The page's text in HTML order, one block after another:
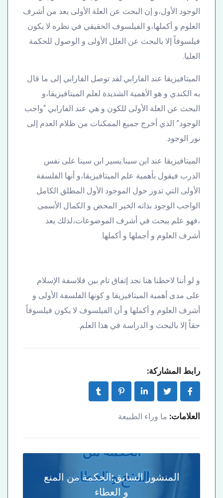
الوجود الأول،و إن البحث عن العلة الأولى يعد من أشرف
العلوم و أكملها،و الفيلسوف الحقيقي في نظره لا يكون
فيلسوفاً إلا بالبحث عن العلل الأولى و الوصول للحكمة
العليا.
الميتافيزيقا عند الفارابي:لقد توصل الفارابي إلى ما قال
به الكندي و هو الأهمية الشديدة لعلم الميتافيزيقا،و
البحث عن العلة الأولى للكون و هي عند الفارابي “واجب
الوجود” الذي أخرج جميع الممكنات من ظلام العدم إلى
نور الوجود.
الميتافيزيقا عند ابن سينا:يسير ابن سينا على نفس
الدرب فيقول بأهمية علم الميتافيزيقا،و أنها الفلسفة
الأولى التي تدور حول الموجود الأول المطلق الكامل
الواجب الوجود بذاته الخير المحض و الكمال الأسمى
،فهو علم يبحث في أشرف الموضوعات،لذلك يعد
أشرف العلوم و أجملها و أكملها.
و لو أننا لاحظنا هنا نجد إتفاق تام بين فلاسفة الإسلام
على مدى أهمية الميتافيزيقا و كونها الفلسفة الأولى و
أشرف العلوم و أكملها و أن الفيلسوف لا يكون فيلسوفاً
حقاً إلا بالبحث و الدراسة في هذا العلم.
رابط المشاركة:
العلامات: ما وراء الطبيعة
المنشور السابق:الحكمة من المنع
و العطاء